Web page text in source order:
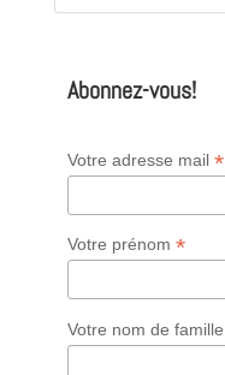
Abonnez-vous!
Votre adresse mail *
Votre prénom *
Votre nom de famille